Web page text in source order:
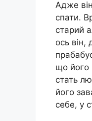
Адже
спати.
старий
ось він,
що його
стать
його
себе, у